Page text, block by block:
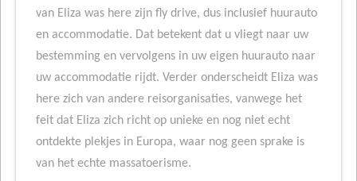
van Eliza was here zijn fly drive, dus inclusief huurauto
en accommodatie. Dat betekent dat u vliegt naar uw
bestemming en vervolgens in uw eigen huurauto naar
uw accommodatie rijdt. Verder onderscheidt Eliza was
here zich van andere reisorganisaties, vanwege het
feit dat Eliza zich richt op unieke en nog niet echt
ontdekte plekjes in Europa, waar nog geen sprake is
van het echte massatoerisme.